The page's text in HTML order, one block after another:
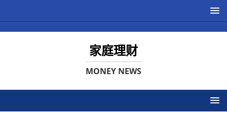
家庭理财
MONEY NEWS